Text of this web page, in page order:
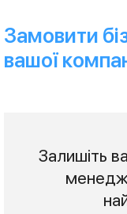
Замовити
вашої
Залишіть